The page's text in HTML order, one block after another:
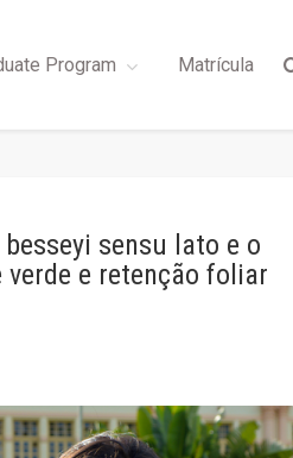
Program Matrícula
sensu lato e o
e retenção foliar